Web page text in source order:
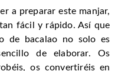
a preparar este manjar,
fácil y rápido. Así que
de bacalao no solo es
de elaborar. Os
os convertiréis en